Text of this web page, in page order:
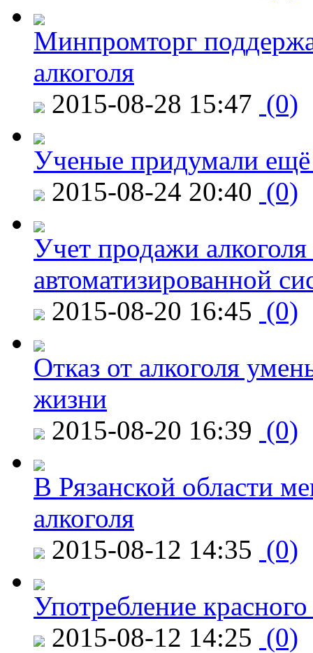
Минпромторг
алкоголя
2015-08-28 15:47 (0)
Ученые придумали ещё
2015-08-24 20:40 (0)
Учет продажи
автоматизированной
2015-08-20 16:45 (0)
Отказ от алкоголя
жизни
2015-08-20 16:39 (0)
В Рязанской области
алкоголя
2015-08-12 14:35 (0)
Употребление
2015-08-12 14:25 (0)